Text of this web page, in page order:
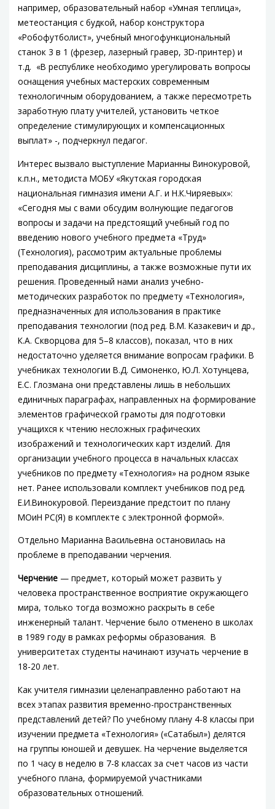
например, образовательный набор «Умная теплица»,
метеостанция с будкой, набор конструктора
«Робофутболист», учебный многофункциональный
станок 3 в 1 (фрезер, лазерный гравер, 3D-принтер) и
т.д. «В республике необходимо урегулировать вопросы
оснащения учебных мастерских современным
технологичным оборудованием, а также пересмотреть
заработную плату учителей, установить четкое
определение стимулирующих и компенсационных
выплат» -, подчеркнул педагог.
Интерес вызвало выступление Марианны Винокуровой,
к.п.н., методиста МОБУ «Якутская городская
национальная гимназия имени А.Г. и Н.К.Чиряевых»:
«Сегодня мы с вами обсудим волнующие педагогов
вопросы и задачи на предстоящий учебный год по
введению нового учебного предмета «Труд»
(Технология), рассмотрим актуальные проблемы
преподавания дисциплины, а также возможные пути их
решения. Проведенный нами анализ учебно-
методических разработок по предмету «Технология»,
предназначенных для использования в практике
преподавания технологии (под ред. В.М. Казакевич и др.,
К.А. Скворцова для 5–8 классов), показал, что в них
недостаточно уделяется внимание вопросам графики. В
учебниках технологии В.Д. Симоненко, Ю.Л. Хотунцева,
Е.С. Глозмана они представлены лишь в небольших
единичных параграфах, направленных на формирование
элементов графической грамоты для подготовки
учащихся к чтению несложных графических
изображений и технологических карт изделий. Для
организации учебного процесса в начальных классах
учебников по предмету «Технология» на родном языке
нет. Ранее использовали комплект учебников под ред.
Е.И.Винокуровой. Переиздание предстоит по плану
МОиН РС(Я) в комплекте с электронной формой».
Отдельно Марианна Васильевна остановилась на
проблеме в преподавании черчения.
Черчение — предмет, который может развить у
человека пространственное восприятие окружающего
мира, только тогда возможно раскрыть в себе
инженерный талант. Черчение было отменено в школах
в 1989 году в рамках реформы образования. В
университетах студенты начинают изучать черчение в
18-20 лет.
Как учителя гимназии целенаправленно работают на
всех этапах развития временно-пространственных
представлений детей? По учебному плану 4-8 классы при
изучении предмета «Технология» («Сатабыл») делятся
на группы юношей и девушек. На черчение выделяется
по 1 часу в неделю в 7-8 классах за счет часов из части
учебного плана, формируемой участниками
образовательных отношений.